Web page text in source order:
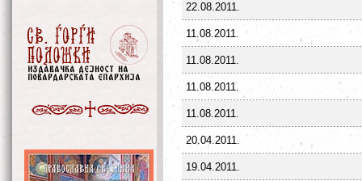
22.08.2011.
11.08.2011.
11.08.2011.
11.08.2011.
11.08.2011.
20.04.2011.
19.04.2011.